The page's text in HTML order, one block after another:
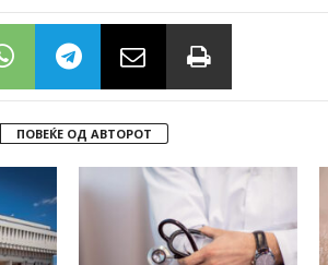
ПОВЕЌЕ ОД АВТОРОТ